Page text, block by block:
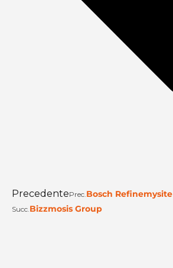
PrecedentePrec.Bosch Refinemysite
Succ.Bizzmosis Group